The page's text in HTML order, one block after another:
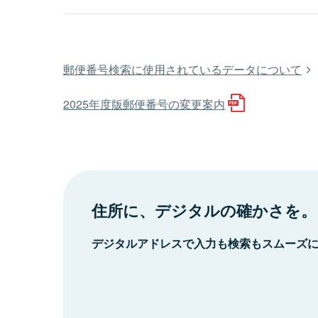
郵便番号検索に使用されているデータについて
2025年度版郵便番号の変更案内
住所に、デジタルの確かさを。
デジタルアドレスで入力も検索もスムーズ